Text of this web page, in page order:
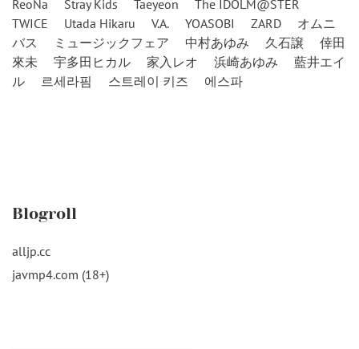
ReoNa Stray Kids Taeyeon
The IDOLM@STER
TWICE
Utada Hikaru V.A. YOASOBI ZARD
オムニ
バス
ミュージックフェア 中村あゆみ 久石譲
倖田
來未
宇多田ヒカル 家入レオ 浜崎あゆみ
藍井エイ
ル
르세라핌 스트레이 키즈 에스파
Blogroll
alljp.cc
javmp4.com (18+)